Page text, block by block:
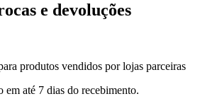
e devoluções
produtos vendidos por lojas parceiras
em até 7 dias do recebimento.